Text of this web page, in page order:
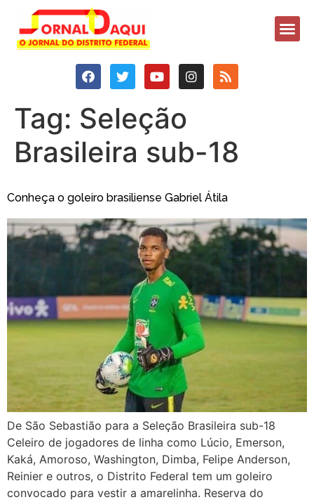
Tag: Seleção
Brasileira sub-18
Conheça o goleiro brasiliense Gabriel Átila
De São Sebastião para a Seleção Brasileira sub-18
Celeiro de jogadores de linha como Lúcio, Emerson,
Kaká, Amoroso, Washington, Dimba, Felipe Anderson,
Reinier e outros, o Distrito Federal tem um goleiro
convocado para vestir a amarelinha. Reserva do